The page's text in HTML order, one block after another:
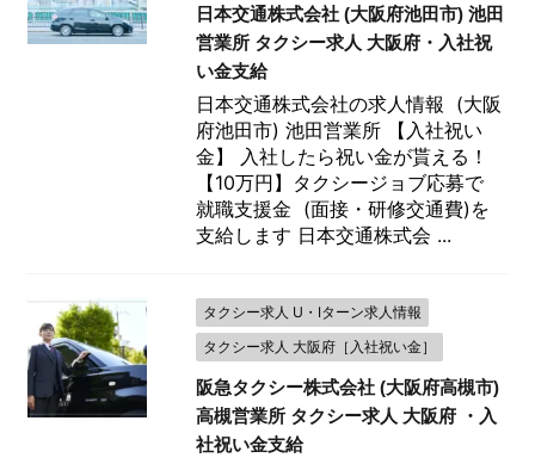
日本交通株式会社 (大阪府池田市) 池田
営業所 タクシー求人 大阪府・入社祝
い金支給
日本交通株式会社の求人情報 (大阪
府池田市) 池田営業所 【入社祝い
金】 入社したら祝い金が貰える！
【10万円】タクシージョブ応募で
就職支援金 (面接・研修交通費)を
支給します 日本交通株式会 ...
タクシー求人 U・Iターン求人情報
タクシー求人 大阪府［入社祝い金］
阪急タクシー株式会社 (大阪府高槻市)
高槻営業所 タクシー求人 大阪府 ・入
社祝い金支給